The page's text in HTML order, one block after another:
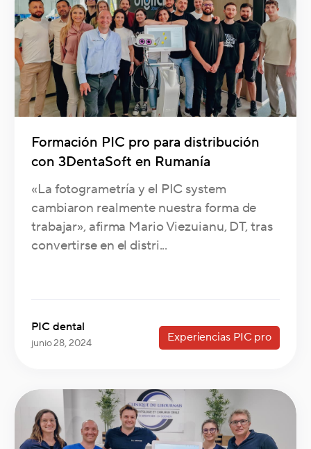
Formación PIC pro para distribución
con 3DentaSoft en Rumanía
«La fotogrametría y el PIC system
cambiaron realmente nuestra forma de
trabajar», afirma Mario Viezuianu, DT, tras
convertirse en el distri...
PIC dental
junio 28, 2024 Experiencias PIC pro